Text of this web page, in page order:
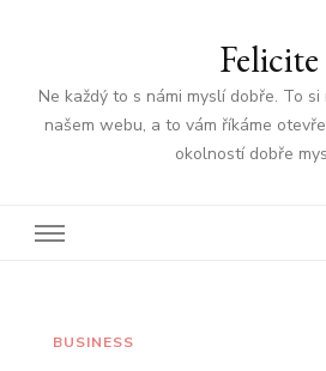
Felicite
Ne každý to s námi myslí dobře. To
našem webu, a to vám říkáme
okolností dobře
BUSINESS